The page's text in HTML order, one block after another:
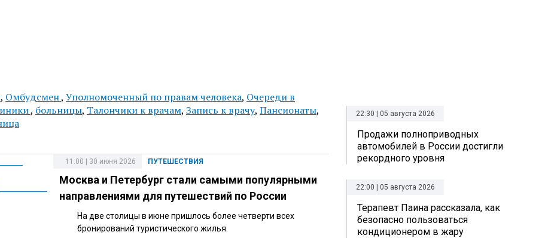
, Омбудсмен, Уполномоченный по правам человека, Очереди в
, больницы, Талончики к врачам, Запись к врачу, Пансионаты,
ПУТЕШЕСТВИЯ
11:00 | 30 июня 2026
Москва и Петербург стали самыми популярными
направлениями для путешествий по России
На две столицы в июне пришлось более четверти всех
бронирований туристического жилья.
22:30 | 05 августа 2026
Продажи полноприводных
автомобилей в России достигли
рекордного уровня
22:00 | 05 августа 2026
Терапевт Паина рассказала, как
безопасно пользоваться
кондиционером в жару